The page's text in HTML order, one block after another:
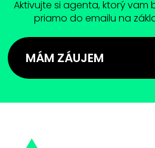
Aktivujte si agenta, ktorý
priamo do emailu na
MÁM ZÁUJEM